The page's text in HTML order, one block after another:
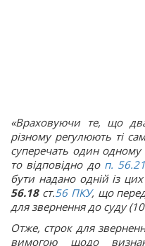
«Враховуючи те, що
різному регулюють ті
суперечать один одному
то відповідно до п.
бути надано одній із
56.18ст.56 ПКУ, що
для звернення до суду
Отже, строк для
вимогою щодо